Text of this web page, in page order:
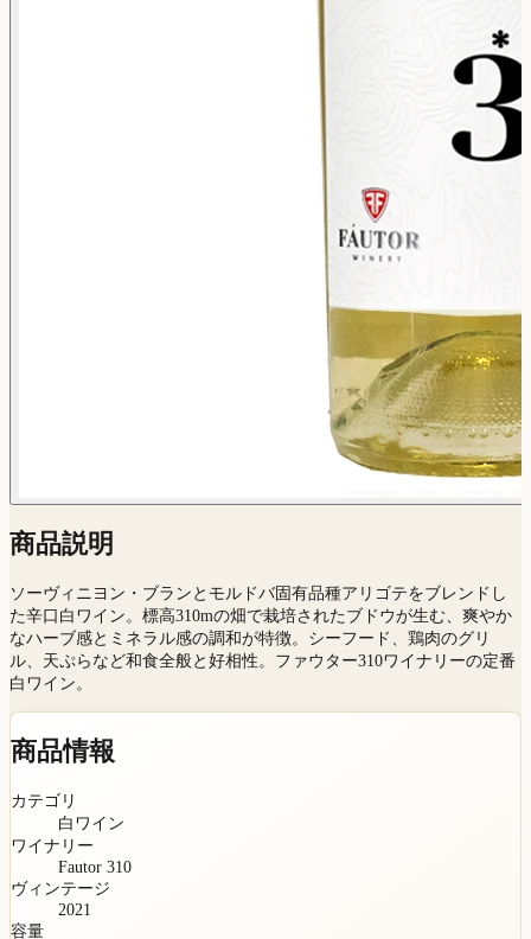
商品説明
ソーヴィニヨン・ブランとモルドバ固有品種アリゴテをブレンドし
た辛口白ワイン。標高310mの畑で栽培されたブドウが生む、爽やか
なハーブ感とミネラル感の調和が特徴。シーフード、鶏肉のグリ
ル、天ぷらなど和食全般と好相性。ファウター310ワイナリーの定番
白ワイン。
商品情報
カテゴリ
白ワイン
ワイナリー
Fautor 310
ヴィンテージ
2021
容量